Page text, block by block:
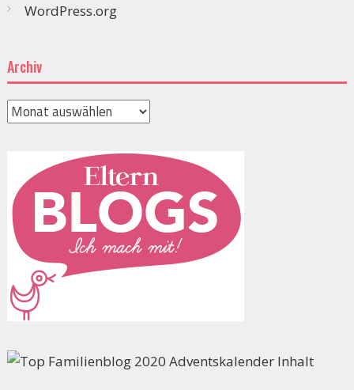
WordPress.org
Archiv
Archiv